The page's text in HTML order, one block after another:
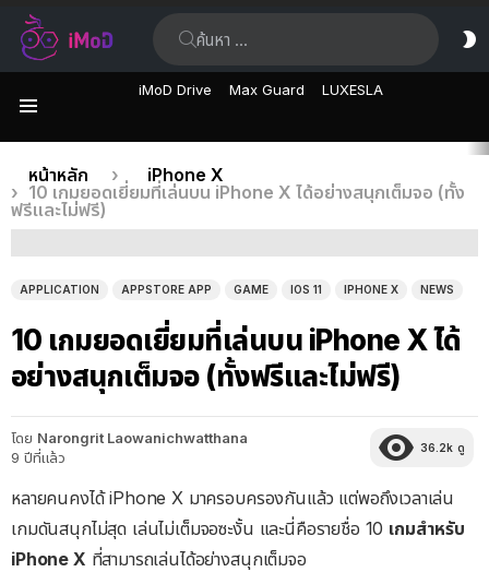
iMoD Drive Max Guard LUXESLA
เรื่อง
ล่าสุด
คุณอยู่ที่นี่:
หน้าหลัก
iPhone X
10 เกมยอดเยี่ยมที่เล่นบน iPhone X ได้อย่างสนุกเต็มจอ (ทั้ง
ฟรีและไม่ฟรี)
APPLICATION APPSTORE APP GAME IOS 11 IPHONE X NEWS
10 เกมยอดเยี่ยมที่เล่นบน iPhone X ได้
อย่างสนุกเต็มจอ (ทั้งฟรีและไม่ฟรี)
โดย Narongrit Laowanichwatthana
9 ปีที่แล้ว
36.2k ดู
หลายคนคงได้ iPhone X มาครอบครองกันแล้ว แต่พอถึงเวลาเล่น
เกมดันสนุกไม่สุด เล่นไม่เต็มจอซะงั้น และนี่คือรายชื่อ 10 เกมสำหรับ
iPhone X ที่สามารถเล่นได้อย่างสนุกเต็มจอ